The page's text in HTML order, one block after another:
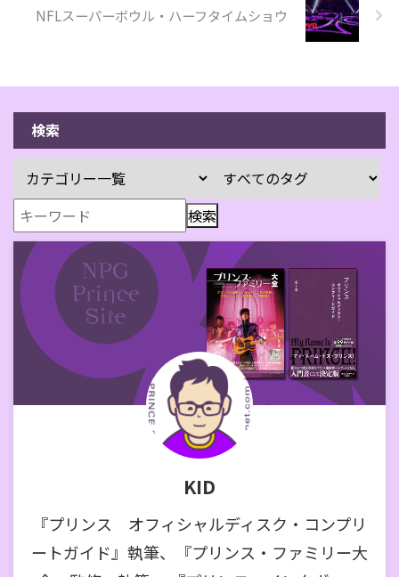
NFLスーパーボウル・ハーフタイムショウ
検索
KID
『プリンス オフィシャルディスク・コンプリ
ートガイド』執筆、『プリンス・ファミリー大